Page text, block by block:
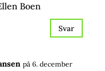
Boen
Svar
på 6. december